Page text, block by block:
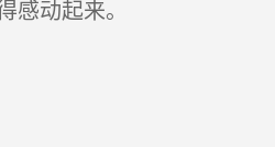
动起来。